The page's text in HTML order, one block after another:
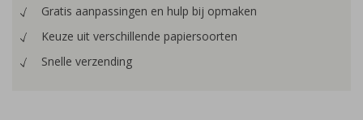
Gratis aanpassingen en hulp bij opmaken
Keuze uit verschillende papiersoorten
Snelle verzending